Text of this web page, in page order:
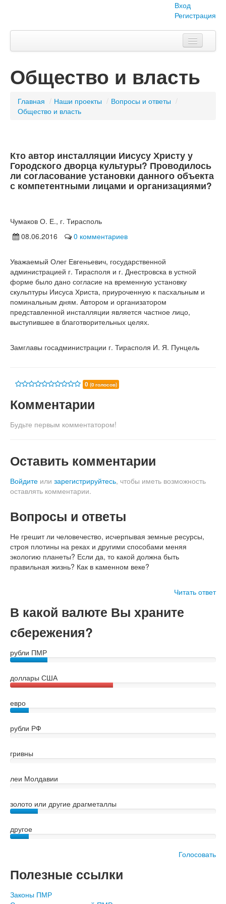
Вход
Регистрация
Тема номера
Объявления
Наши проекты
Вопросы-ответы
О нас
Общество и власть
Главная / Наши проекты / Вопросы и ответы /
Общество и власть
Кто автор инсталляции Иисусу Христу у
Городского дворца культуры? Проводилось
ли согласование установки данного объекта
с компетентными лицами и организациями?
Чумаков О. Е., г. Тирасполь
08.06.2016
0 комментариев
Уважаемый Олег Евгеньевич, государственной
администрацией г. Тирасполя и г. Днестровска в устной
форме было дано согласие на временную установку
скульптуры Иисуса Христа, приуроченную к пасхальным и
поминальным дням. Автором и организатором
представленной инсталляции является частное лицо,
выступившее в благотворительных целях.
Замглавы госадминистрации г. Тирасполя И. Я. Пунцель
0 (0 голосов)
Комментарии
Будьте первым комментатором!
Оставить комментарии
Войдите или зарегистрируйтесь, чтобы иметь возможность
оставлять комментарии.
Вопросы и ответы
Не грешит ли человечество, исчерпывая земные ресурсы,
строя плотины на реках и другими способами меняя
экологию планеты? Если да, то какой должна быть
правильная жизнь? Как в каменном веке?
Читать ответ
В какой валюте Вы храните
сбережения?
рубли ПМР
доллары США
евро
рубли РФ
гривны
леи Молдавии
золото или другие драгметаллы
другое
Голосовать
Полезные ссылки
Законы ПМР